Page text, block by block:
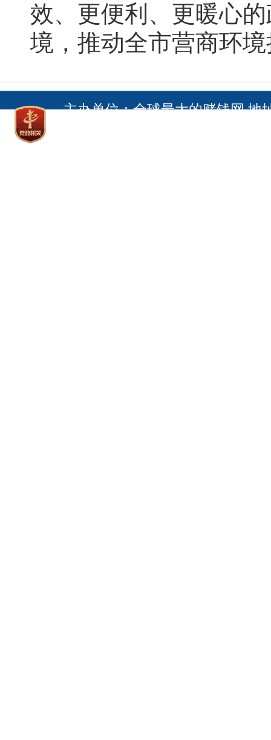
效、更便利、更暖心
境，推动全市营商环
主办单位：全球最大的赌钱网 地